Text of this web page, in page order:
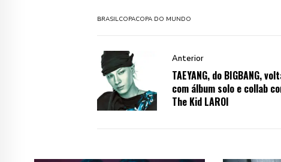
BRASILCOPACOPA DO MUNDO
Anterior
TAEYANG, do BIGBANG,
com álbum solo e collab
The Kid LAROI